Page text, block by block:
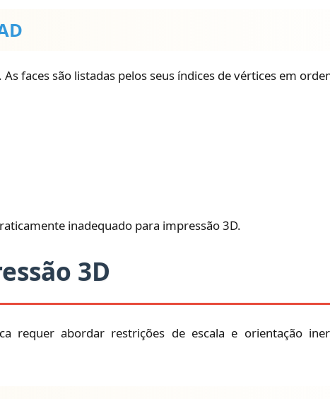
faces são listadas pelos seus índices de vértices em
inadequado para impressão 3D.
3D
requer abordar restrições de escala e orientação